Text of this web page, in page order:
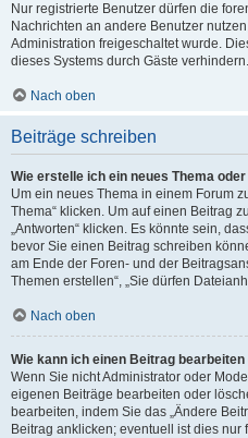
Nur registrierte Benutzer dürfen die
Nachrichten an andere Benutzer
Administration freigeschaltet wurde.
dieses Systems durch Gäste verhindern.
Nach oben
Beiträge schreiben
Wie erstelle ich ein neues Thema
Um ein neues Thema in einem Forum
Thema“ klicken. Um auf einen Beitrag
„Antworten“ klicken. Es könnte sein,
bevor Sie einen Beitrag schreiben
am Ende der Foren- und der
Themen erstellen“, „Sie dürfen
Nach oben
Wie kann ich einen Beitrag
Wenn Sie nicht Administrator oder
eigenen Beiträge bearbeiten oder
bearbeiten, indem Sie das „Ändere
Beitrag anklicken; eventuell ist dies